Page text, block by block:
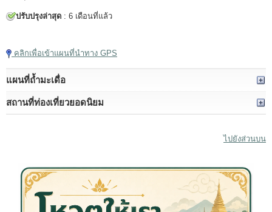
ปรับปรุงล่าสุด : 6 เดือนที่แล้ว
คลิกเพื่อเข้าแผนที่นำทาง GPS
แผนที่ถ้ำมะเดื่อ
สถานที่ท่องเที่ยวยอดนิยม
ไปยังส่วนบน